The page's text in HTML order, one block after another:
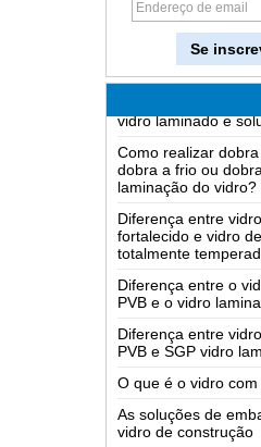
O mais completo
Possíveis causas de
vidro laminado e
Como realizar
laminação do vidro?
Diferença entre vidro
totalmente
Diferença entre o
Diferença entre
O que é o vidro com
As soluções de
Como é feito o vidro?